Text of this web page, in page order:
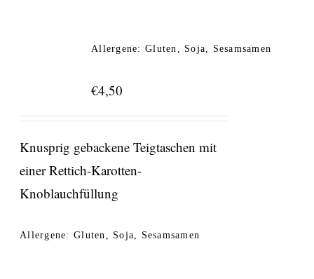
Allergene: Gluten, Soja, Sesamsamen
€4,50
Knusprig gebackene Teigtaschen mit
einer Rettich-Karotten-
Knoblauchfüllung
Allergene: Gluten, Soja, Sesamsamen